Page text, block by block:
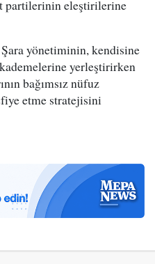
partilerinin eleştirilerine
yönetiminin, kendisine
yerleştirirken
bağımsız nüfuz
etme stratejisini